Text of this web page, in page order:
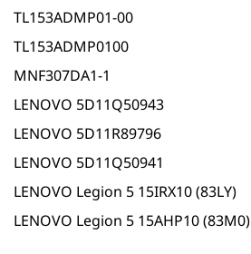
TL153ADMP01-00
TL153ADMP0100
MNF307DA1-1
LENOVO 5D11Q50943
LENOVO 5D11R89796
LENOVO 5D11Q50941
LENOVO Legion 5 15IRX10 (83LY)
LENOVO Legion 5 15AHP10 (83M0)